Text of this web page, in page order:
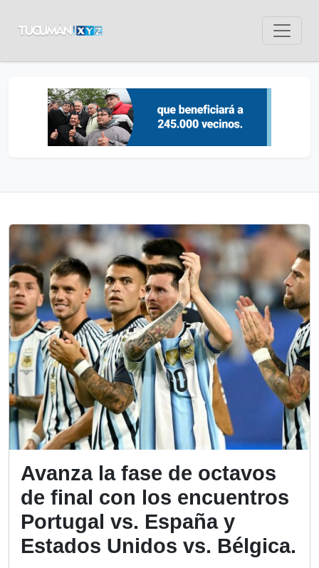
Avanza la fase de octavos
de final con los encuentros
Portugal vs. España y
Estados Unidos vs. Bélgica.